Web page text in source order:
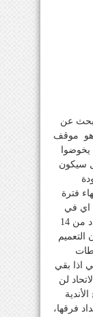
عن
هو موقف
يخوضوا
سيكون
فترة
اي في
الرابع من الشهر المقبل (كون الإقفال محدد من 14
التعميم
اذا بقي
لن
فرقها،